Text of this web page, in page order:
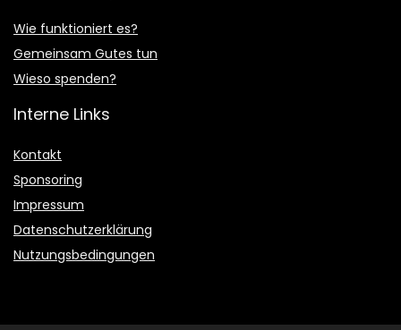
Wie funktioniert es?
Gemeinsam Gutes tun
Wieso spenden?
Interne Links
Kontakt
Sponsoring
Impressum
Datenschutzerklärung
Nutzungsbedingungen